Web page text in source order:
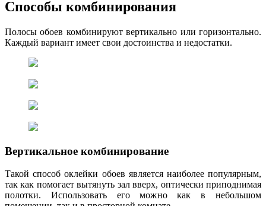
Способы комбинирования
Полосы обоев комбинируют вертикально или горизонтально.
Каждый вариант имеет свои достоинства и недостатки.
Вертикальное комбинирование
Такой способ оклейки обоев является наиболее популярным,
так как помогает вытянуть зал вверх, оптически приподнимая
полотки. Использовать его можно как в небольшом